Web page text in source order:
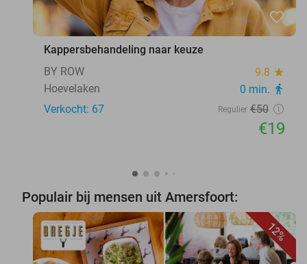
favorite_border
Kappersbehandeling naar keuze
BY ROW
9.8 star
Hoevelaken 0 min. directions_walk
Verkocht: 67 Regulier €50
€19
Populair bij mensen uit Amersfoort:
12%